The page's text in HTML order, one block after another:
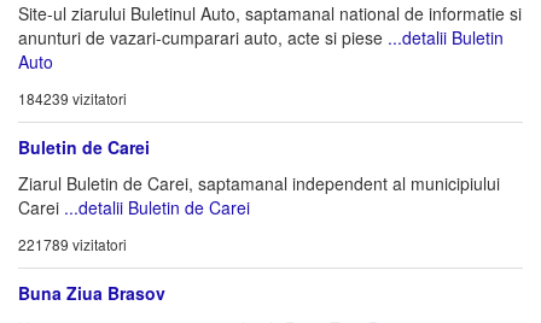
Site-ul ziarului Buletinul Auto, saptamanal national de informatie si
anunturi de vazari-cumparari auto, acte si piese ...detalii Buletin
Auto
184239 vizitatori
Buletin de Carei
Ziarul Buletin de Carei, saptamanal independent al municipiului
Carei ...detalii Buletin de Carei
221789 vizitatori
Buna Ziua Brasov